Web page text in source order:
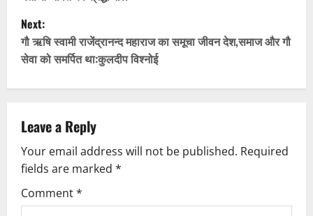
s
t
n
v
i
g
Next:
गौ ऋषि स्वामी राजेंद्रानन्द महाराज का समूचा जीवन देश,समाज और गौ
सेवा को समर्पित था:कुलदीप विश्नोई
Leave a Reply
Your email address will not be published. Required
fields are marked *
Comment*